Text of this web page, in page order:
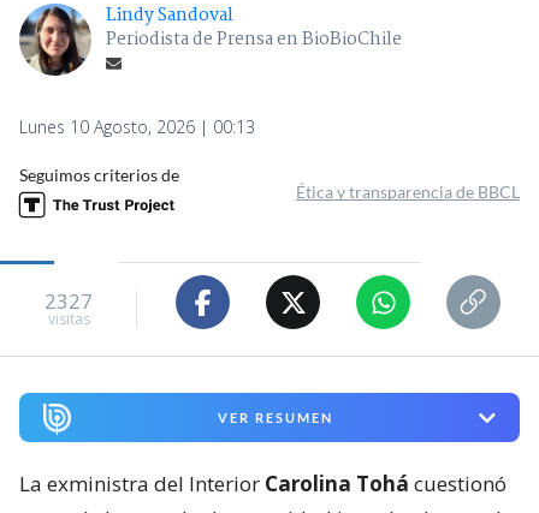
Lindy Sandoval
Periodista de Prensa en BioBioChile
Lunes 10 Agosto, 2026 | 00:13
Seguimos criterios de
Ética y transparencia de BBCL
2327
visitas
VER RESUMEN
La exministra del Interior Carolina Tohá cuestionó